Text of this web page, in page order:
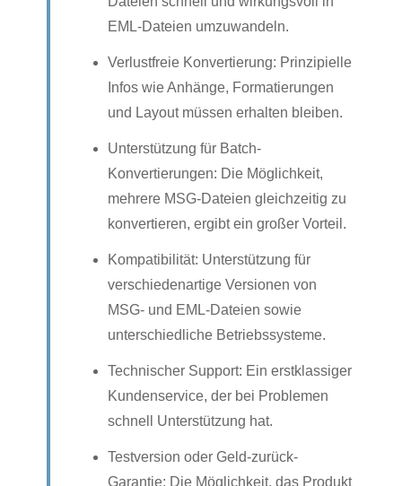
EML-Dateien umzuwandeln.
Verlustfreie Konvertierung: Prinzipielle
Infos wie Anhänge, Formatierungen
und Layout müssen erhalten bleiben.
Unterstützung für Batch-
Konvertierungen: Die Möglichkeit,
mehrere MSG-Dateien gleichzeitig zu
konvertieren, ergibt ein großer Vorteil.
Kompatibilität: Unterstützung für
verschiedenartige Versionen von
MSG- und EML-Dateien sowie
unterschiedliche Betriebssysteme.
Technischer Support: Ein erstklassiger
Kundenservice, der bei Problemen
schnell Unterstützung hat.
Testversion oder Geld-zurück-
Garantie: Die Möglichkeit, das Produkt